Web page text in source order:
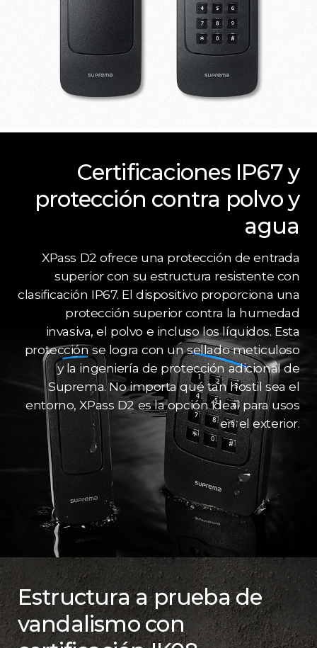
Certificaciones IP67 y
protección contra polvo y
agua
XPass D2 ofrece una protección de entrada
superior con su estructura resistente con
clasificación IP67. El dispositivo proporciona una
protección superior contra la humedad
invasiva, el polvo e incluso los líquidos. Esta
protección se logra con un sellado meticuloso
y la ingeniería de protección adicional de
Suprema. No importa qué tan hostil sea el
entorno, XPass D2 es la opción ideal para usos
en el exterior.
Estructura a prueba de
vandalismo con